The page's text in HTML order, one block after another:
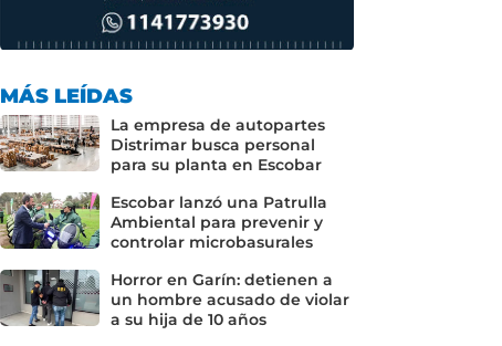
MÁS LEÍDAS
La empresa de autopartes
Distrimar busca personal
para su planta en Escobar
Escobar lanzó una Patrulla
Ambiental para prevenir y
controlar microbasurales
Horror en Garín: detienen a
un hombre acusado de violar
a su hija de 10 años